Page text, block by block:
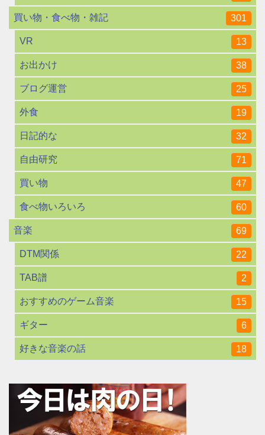
買い物・食べ物・雑記 301
VR 13
お出かけ 38
ブログ運営 25
外食 19
日記的な 32
自由研究 71
買い物 47
食べ物いろいろ 60
音楽 69
DTM関係 22
TAB譜 2
おすすめのゲーム音楽 15
ギター 6
好きな音楽の話 18